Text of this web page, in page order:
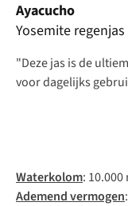
Ayacucho
Yosemite regenjas
"Deze jas is de
voor dagelijks
Waterkolom: 10.000
Ademendvermogen